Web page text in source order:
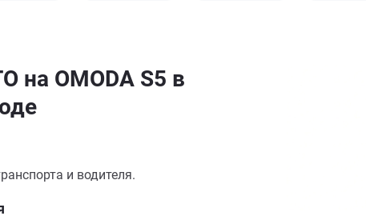
на OMODA S5 в
и водителя.